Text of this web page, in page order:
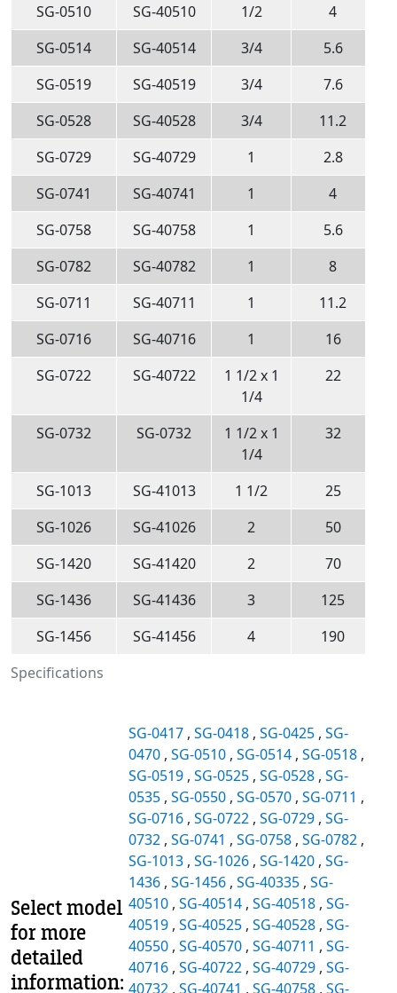
Specifications
SG-0510
SG-40510 1/2
4
SG-0514
SG-40514 3/4
5.6
SG-0519
SG-40519 3/4
7.6
SG-0528
SG-40528 3/4
11.2
SG-0729
SG-40729 1
2.8
SG-0741
SG-40741 1
4
SG-0758
SG-40758 1
5.6
SG-0782
SG-40782 1
8
SG-0711
SG-40711 1
11.2
SG-0716
SG-40716 1
16
SG-0722
SG-40722
1 1/2 x 1
1/4
22
SG-0732 SG-0732
1 1/2 x 1
1/4
32
SG-1013 SG-41013 1 1/2
25
SG-1026
SG-41026 2
50
SG-1420
SG-41420 2
70
SG-1436
SG-41436 3
125
SG-1456
SG-41456 4 190
Select model
for more
detailed
information:
SG-0417 , SG-0418 , SG-0425 , SG-
0470 , SG-0510 , SG-0514 , SG-0518 ,
SG-0519 , SG-0525 , SG-0528 , SG-
0535 , SG-0550 , SG-0570 , SG-0711 ,
SG-0716 , SG-0722 , SG-0729 , SG-
0732 , SG-0741 , SG-0758 , SG-0782 ,
SG-1013 , SG-1026 , SG-1420 , SG-
1436 , SG-1456 , SG-40335 , SG-
40510 , SG-40514 , SG-40518 , SG-
40519 , SG-40525 , SG-40528 , SG-
40550 , SG-40570 , SG-40711 , SG-
40716 , SG-40722 , SG-40729 , SG-
40732 , SG-40741 , SG-40758 , SG-